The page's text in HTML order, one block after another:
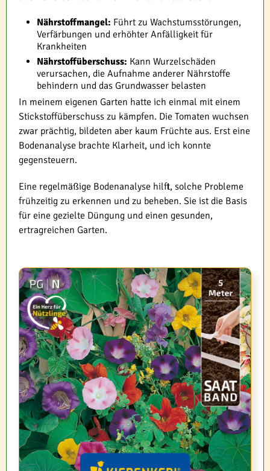
Nährstoffmangel: Führt zu Wachstumsstörungen,
Verfärbungen und erhöhter Anfälligkeit für
Krankheiten
Nährstoffüberschuss: Kann Wurzelschäden
verursachen, die Aufnahme anderer Nährstoffe
behindern und das Grundwasser belasten
In meinem eigenen Garten hatte ich einmal mit einem
Stickstoffüberschuss zu kämpfen. Die Tomaten wuchsen
zwar prächtig, bildeten aber kaum Früchte aus. Erst eine
Bodenanalyse brachte Klarheit, und ich konnte
gegensteuern.
Eine regelmäßige Bodenanalyse hilft, solche Probleme
frühzeitig zu erkennen und zu beheben. Sie ist die Basis
für eine gezielte Düngung und einen gesunden,
ertragreichen Garten.